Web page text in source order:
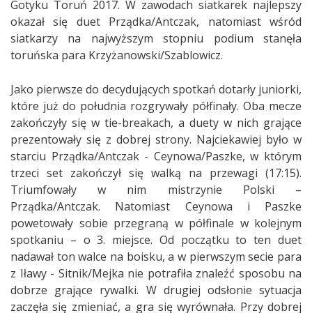
Gotyku Toruń 2017. W zawodach siatkarek najlepszy
okazał się duet Prządka/Antczak, natomiast wśród
siatkarzy na najwyższym stopniu podium stanęła
toruńska para Krzyżanowski/Szablowicz.
Jako pierwsze do decydujących spotkań dotarły juniorki,
które już do południa rozgrywały półfinały. Oba mecze
zakończyły się w tie-breakach, a duety w nich grające
prezentowały się z dobrej strony. Najciekawiej było w
starciu Prządka/Antczak - Ceynowa/Paszke, w którym
trzeci set zakończył się walką na przewagi (17:15).
Triumfowały w nim mistrzynie Polski –
Prządka/Antczak. Natomiast Ceynowa i Paszke
powetowały sobie przegraną w półfinale w kolejnym
spotkaniu – o 3. miejsce. Od początku to ten duet
nadawał ton walce na boisku, a w pierwszym secie para
z Iławy - Sitnik/Mejka nie potrafiła znaleźć sposobu na
dobrze grające rywalki. W drugiej odsłonie sytuacja
zaczęła się zmieniać, a gra się wyrównała. Przy dobrej